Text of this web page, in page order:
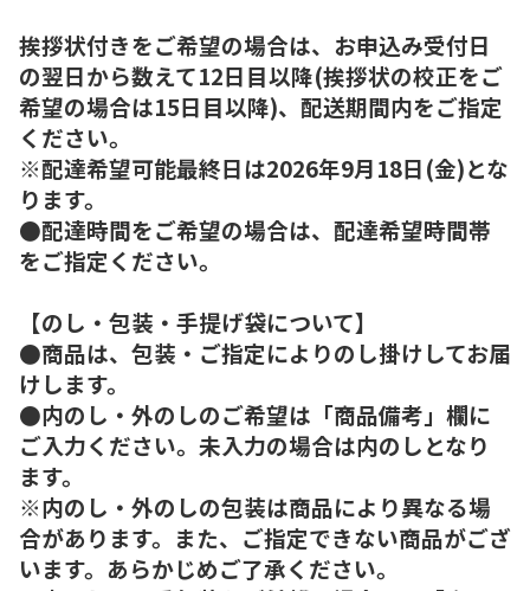
挨拶状付きをご希望の場合は、お申込み受付日
の翌日から数えて12日目以降(挨拶状の校正をご
希望の場合は15日目以降)、配送期間内をご指定
ください。
※配達希望可能最終日は2026年9月18日(金)とな
ります。
●配達時間をご希望の場合は、配達希望時間帯
をご指定ください。
【のし・包装・手提げ袋について】
●商品は、包装・ご指定によりのし掛けしてお届
けします。
●内のし・外のしのご希望は「商品備考」欄に
ご入力ください。未入力の場合は内のしとなり
ます。
※内のし・外のしの包装は商品により異なる場
合があります。また、ご指定できない商品がござ
います。あらかじめご了承ください。